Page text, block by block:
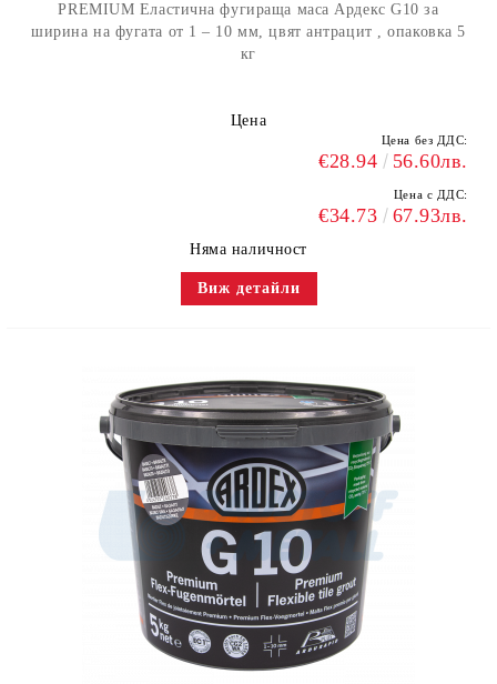
PREMIUM Еластична фугираща маса Ардекс G10 за
ширина на фугата от 1 – 10 мм, цвят антрацит , опаковка 5
кг
Цена
Цена без ДДС:
€28.94 56.60лв.
Цена с ДДС:
€34.73 67.93лв.
Няма наличност
Виж детайли